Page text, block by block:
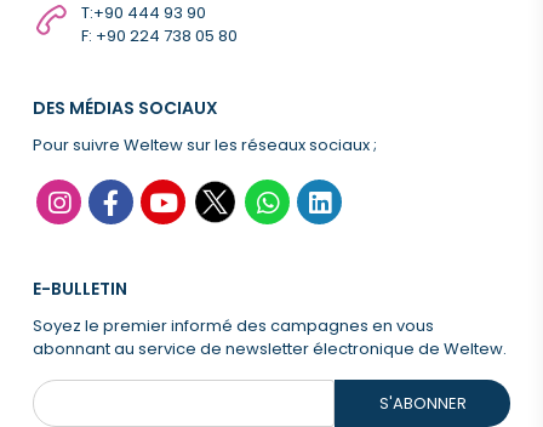
T:+90 444 93 90
F: +90 224 738 05 80
DES MÉDIAS SOCIAUX
Pour suivre Weltew sur les réseaux sociaux ;
E-BULLETIN
Soyez le premier informé des campagnes en vous
abonnant au service de newsletter électronique de Weltew.
S'ABONNER